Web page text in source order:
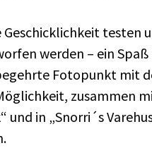
werden ‒ ein
Fotopunkt mit
zusammen
und in „Snorri´s